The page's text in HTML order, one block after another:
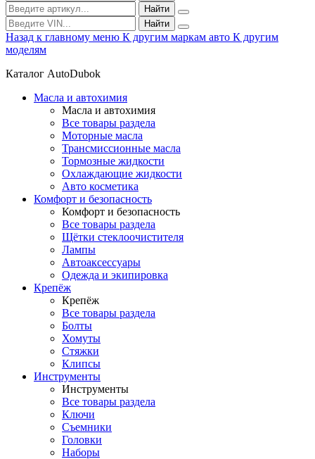
Найти
Найти
Назад к главному меню К другим маркам авто К другим
моделям
Каталог AutoDubok
Масла и автохимия
Масла и автохимия
Все товары раздела
Моторные масла
Трансмиссионные масла
Тормозные жидкости
Охлаждающие жидкости
Авто косметика
Комфорт и безопасность
Комфорт и безопасность
Все товары раздела
Щётки стеклоочистителя
Лампы
Автоаксессуары
Одежда и экипировка
Крепёж
Крепёж
Все товары раздела
Болты
Хомуты
Стяжки
Клипсы
Инструменты
Инструменты
Все товары раздела
Ключи
Съемники
Головки
Наборы